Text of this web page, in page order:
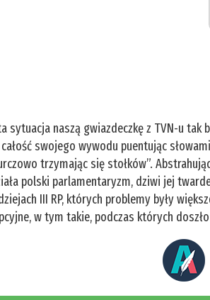
sytuacja naszą gwiazdeczkę z TVN-u
swojego wywodu puentując
trzymając się stołków”.
polski parlamentaryzm, dziwi jej
III RP, których problemy były
w tym takie, podczas których